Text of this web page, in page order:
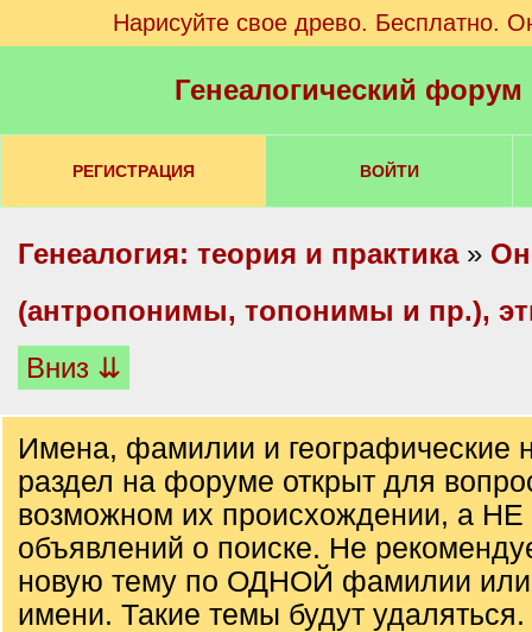
Нарисуйте свое древо. Бесплатно.
Генеалогический
РЕГИСТРАЦИЯ ВОЙТИ
Генеалогия: теория и практика»
(антропонимы, топонимы и пр.),
Вниз ⇊
Имена, фамилии и географические
раздел на форуме открыт для
возможном их происхождении, а НЕ
объявлений о поиске. Не
новую тему по ОДНОЙ фамилии
имени. Такие темы будут удаляться.